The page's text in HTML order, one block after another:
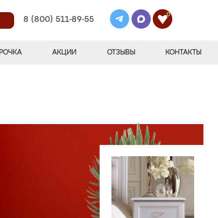
8 (800) 511-89-55
0
АКЦИИ ОТЗЫВЫ КОНТАКТЫ